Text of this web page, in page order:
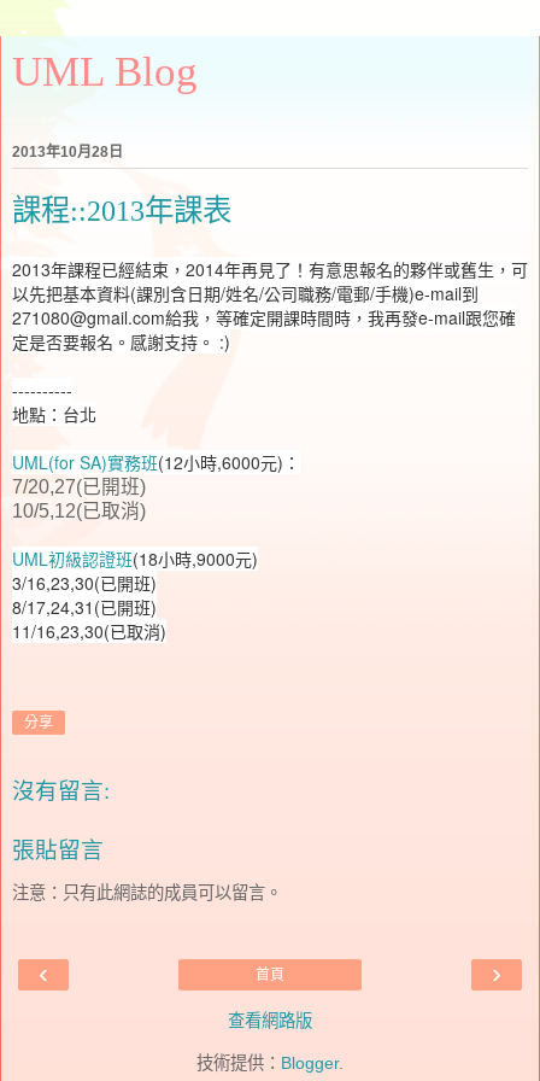
UML Blog
2013年10月28日
課程::2013年課表
2013年課程已經結束，2014年再見了！有意思報名的夥伴或舊生，可
以先把基本資料(課別含日期/姓名/公司職務/電郵/手機)e-mail到
271080@gmail.com給我，等確定開課時間時，我再發e-mail跟您確
定是否要報名。感謝支持。 :)
----------
地點：台北
UML(for SA)實務班(12小時,6000元)：
7/20,27(已開班)
10/5,12(已取消)
UML初級認證班(18小時,9000元)
3/16,23,30(已開班)
8/17,24,31(已開班)
11/16,23,30(已取消)
分享
沒有留言:
張貼留言
注意：只有此網誌的成員可以留言。
‹ ›
首頁
查看網路版
技術提供： Blogger.